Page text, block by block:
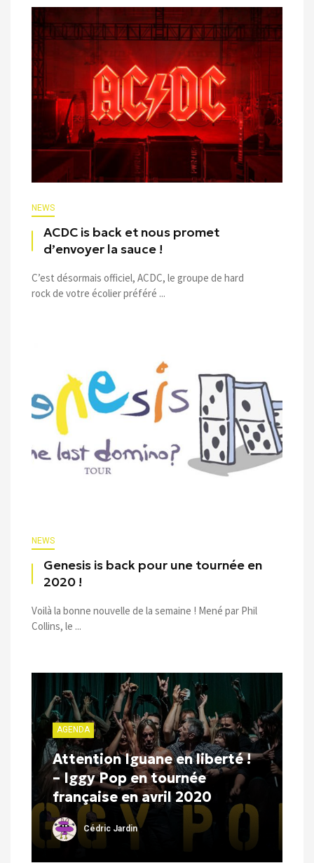
NEWS
ACDC is back et nous promet
d’envoyer la sauce !
C’est désormais officiel, ACDC, le groupe de hard
rock de votre écolier préféré ...
NEWS
Genesis is back pour une tournée en
2020 !
Voilà la bonne nouvelle de la semaine ! Mené par Phil
Collins, le ...
AGENDA
Attention Iguane en liberté !
– Iggy Pop en tournée
française en avril 2020
Cédric Jardin